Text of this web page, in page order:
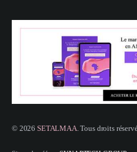
© 2026 SETALMAA. Tous droits